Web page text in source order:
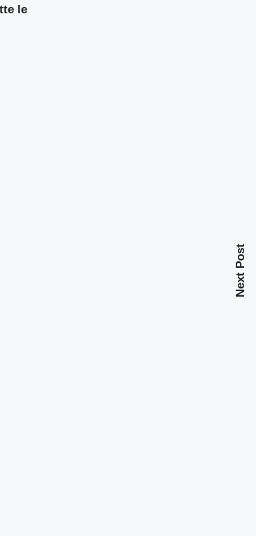
le
Next Post